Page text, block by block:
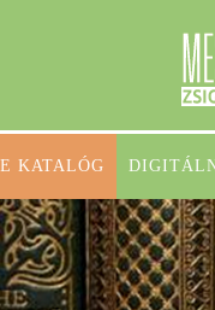
KATALÓG